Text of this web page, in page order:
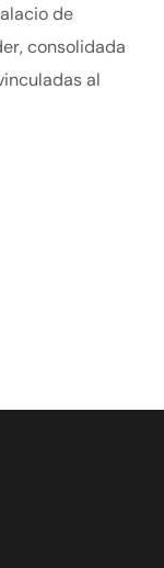
de
consolidada
al